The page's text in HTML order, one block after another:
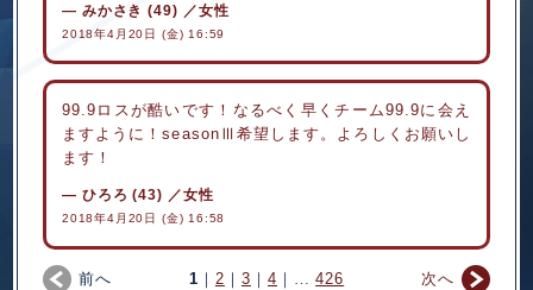
みかさき (49) ／女性
2018年4月20日 (金) 16:59
99.9ロスが酷いです！なるべく早くチーム99.9に会え
ますように！seasonⅢ希望します。よろしくお願いし
ます！
ひろろ (43) ／女性
2018年4月20日 (金) 16:58
前へ 次へ
1 2 3 4 426